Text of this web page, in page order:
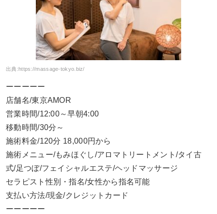
出典:https://massage-tokyo.biz/
ーーーーー
店舗名/東京AMOR
営業時間/12:00～早朝4:00
移動時間/30分～
施術料金/120分 18,000円から
施術メニュー/もみほぐし/アロマトリートメント/タイ古
式/足つぼ/フェイシャルエステ/ヘッドマッサージ
セラピスト性別・指名/女性から指名可能
支払い方法/現金/クレジットカード
ーーーーー